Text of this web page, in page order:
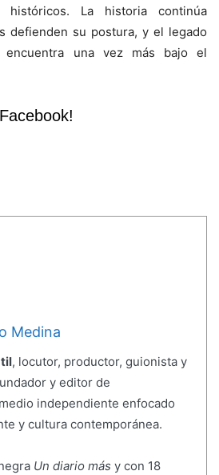
La historia continúa
defienden su postura, y el legado
encuentra una vez más bajo el
Medina
, locutor, productor, guionista y
y editor de
independiente enfocado
y cultura contemporánea.
Un diario más y con 18